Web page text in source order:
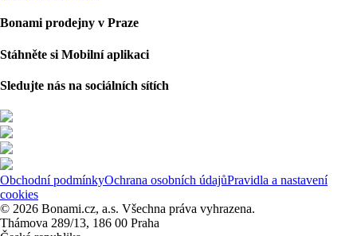
Bonami prodejny v Praze
Stáhněte si Mobilní aplikaci
Sledujte nás na sociálních sítích
Obchodní podmínkyOchrana osobních údajůPravidla a nastavení
cookies
© 2026 Bonami.cz, a.s. Všechna práva vyhrazena.
Thámova 289/13, 186 00 Praha